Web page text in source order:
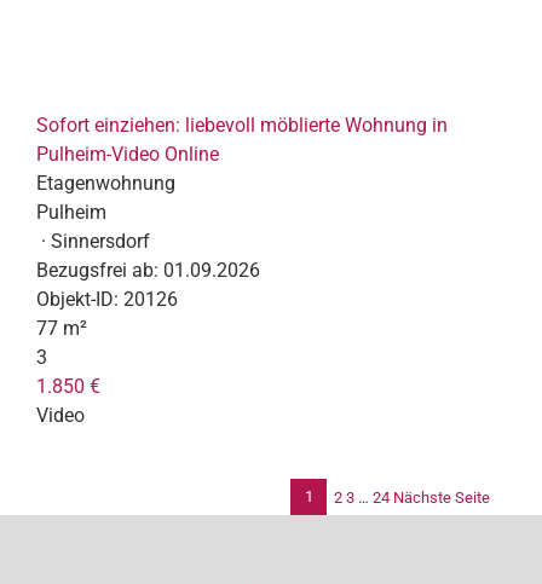
Sofort einziehen: liebevoll möblierte Wohnung in
Pulheim-Video Online
Etagenwohnung
Pulheim
· Sinnersdorf
Bezugsfrei ab: 01.09.2026
Objekt-ID: 20126
77 m²
3
1.850 €
Video
1 2 3 … 24 Nächste Seite